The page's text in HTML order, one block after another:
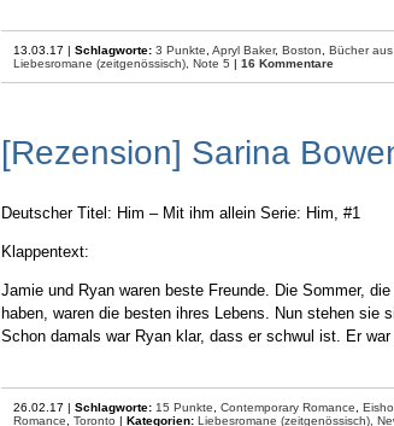
13.03.17 | Schlagworte: 3 Punkte Apryl Baker, Boston Bücher
Liebesromane (zeitgenössisch), Note 5 | 16 Kommentare
[Rezension] Sarina
Deutscher Titel: Him – Mit ihm allein Serie: Him, #1
Klappentext:
Jamie und Ryan waren beste Freunde. Die Sommer,
haben, waren die besten ihres Lebens. Nun stehen sie
Schon damals war Ryan klar, dass er schwul ist. Er
26.02.17 | Schlagworte: 15 Punkte Contemporary Romance
Romance
Toronto | Kategorien: Liebesromane (zeitgenössisch),